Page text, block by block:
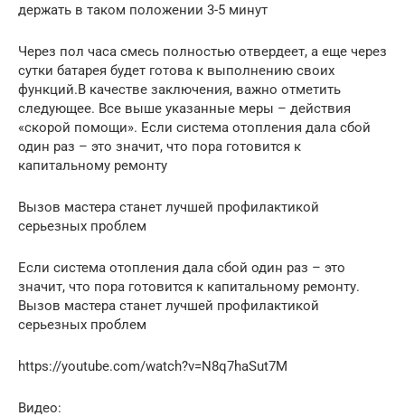
держать в таком положении 3-5 минут
Через пол часа смесь полностью отвердеет, а еще через
сутки батарея будет готова к выполнению своих
функций.В качестве заключения, важно отметить
следующее. Все выше указанные меры – действия
«скорой помощи». Если система отопления дала сбой
один раз – это значит, что пора готовится к
капитальному ремонту
Вызов мастера станет лучшей профилактикой
серьезных проблем
Если система отопления дала сбой один раз – это
значит, что пора готовится к капитальному ремонту.
Вызов мастера станет лучшей профилактикой
серьезных проблем
https://youtube.com/watch?v=N8q7haSut7M
Видео: